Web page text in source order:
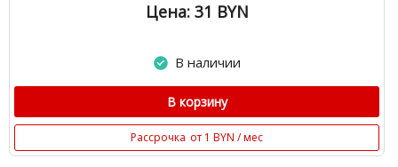
Цена: 31 BYN
В наличии
В корзину
Рассрочка от 1 BYN / мес